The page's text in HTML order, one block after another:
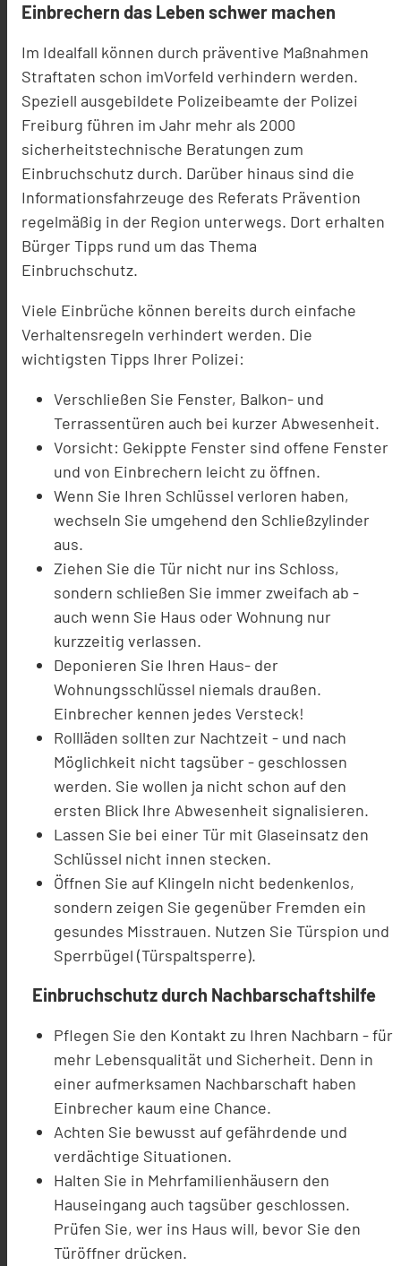
Einbrechern das Leben schwer machen
Im Idealfall können durch präventive Maßnahmen
Straftaten schon imVorfeld verhindern werden.
Speziell ausgebildete Polizeibeamte der Polizei
Freiburg führen im Jahr mehr als 2000
sicherheitstechnische Beratungen zum
Einbruchschutz durch. Darüber hinaus sind die
Informationsfahrzeuge des Referats Prävention
regelmäßig in der Region unterwegs. Dort erhalten
Bürger Tipps rund um das Thema
Einbruchschutz.
Viele Einbrüche können bereits durch einfache
Verhaltensregeln verhindert werden. Die
wichtigsten Tipps Ihrer Polizei:
Verschließen Sie Fenster, Balkon- und
Terrassentüren auch bei kurzer Abwesenheit.
Vorsicht: Gekippte Fenster sind offene Fenster
und von Einbrechern leicht zu öffnen.
Wenn Sie Ihren Schlüssel verloren haben,
wechseln Sie umgehend den Schließzylinder
aus.
Ziehen Sie die Tür nicht nur ins Schloss,
sondern schließen Sie immer zweifach ab -
auch wenn Sie Haus oder Wohnung nur
kurzzeitig verlassen.
Deponieren Sie Ihren Haus- der
Wohnungsschlüssel niemals draußen.
Einbrecher kennen jedes Versteck!
Rollläden sollten zur Nachtzeit - und nach
Möglichkeit nicht tagsüber - geschlossen
werden. Sie wollen ja nicht schon auf den
ersten Blick Ihre Abwesenheit signalisieren.
Lassen Sie bei einer Tür mit Glaseinsatz den
Schlüssel nicht innen stecken.
Öffnen Sie auf Klingeln nicht bedenkenlos,
sondern zeigen Sie gegenüber Fremden ein
gesundes Misstrauen. Nutzen Sie Türspion und
Sperrbügel (Türspaltsperre).
Einbruchschutz durch Nachbarschaftshilfe
Pflegen Sie den Kontakt zu Ihren Nachbarn - für
mehr Lebensqualität und Sicherheit. Denn in
einer aufmerksamen Nachbarschaft haben
Einbrecher kaum eine Chance.
Achten Sie bewusst auf gefährdende und
verdächtige Situationen.
Halten Sie in Mehrfamilienhäusern den
Hauseingang auch tagsüber geschlossen.
Prüfen Sie, wer ins Haus will, bevor Sie den
Türöffner drücken.